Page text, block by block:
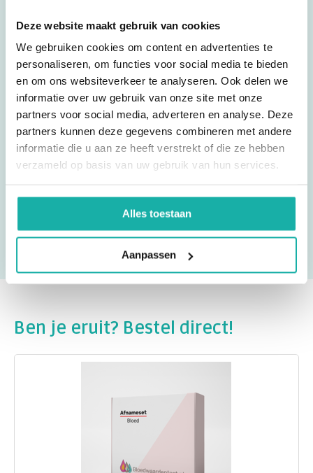
Deze website maakt gebruik van cookies
We gebruiken cookies om content en advertenties te
personaliseren, om functies voor social media te bieden
en om ons websiteverkeer te analyseren. Ook delen we
informatie over uw gebruik van onze site met onze
partners voor social media, adverteren en analyse. Deze
partners kunnen deze gegevens combineren met andere
informatie die u aan ze heeft verstrekt of die ze hebben
verzameld op basis van uw gebruik van hun services.
Alles toestaan
Aanpassen
produceren)
Glucose is slechts een momentopname, voor een meer betrouwbaar
resultaat meet jeHbA1c. Deze bloedwaarde zegt iets over je gemiddelde
glucose spiegel van de afgelopen maanden.
Moet ik nuchter zijn voor dit onderzoek?
Ik test hier regelmatig. Uitslag is snel binnen en
goede service.
Vincent
Ben je eruit? Bestel direct!